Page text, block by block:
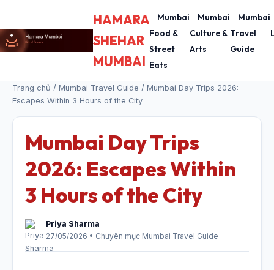
HAMARA
SHEHAR
MUMBAI
Mumbai
Food &
Street
Eats
Mumbai
Culture &
Arts
Mumbai
Travel
Guide
Trang chủ / Mumbai Travel Guide / Mumbai Day Trips 2026:
Escapes Within 3 Hours of the City
Mumbai Day Trips
2026: Escapes Within
3 Hours of the City
Priya Sharma
27/05/2026 • Chuyên mục Mumbai Travel Guide